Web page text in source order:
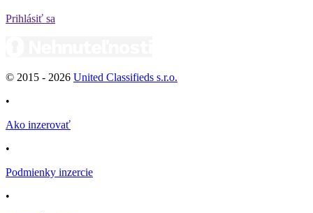
Prihlásiť sa
© 2015 - 2026 United Classifieds s.r.o.
•
Ako inzerovať
•
Podmienky inzercie
•